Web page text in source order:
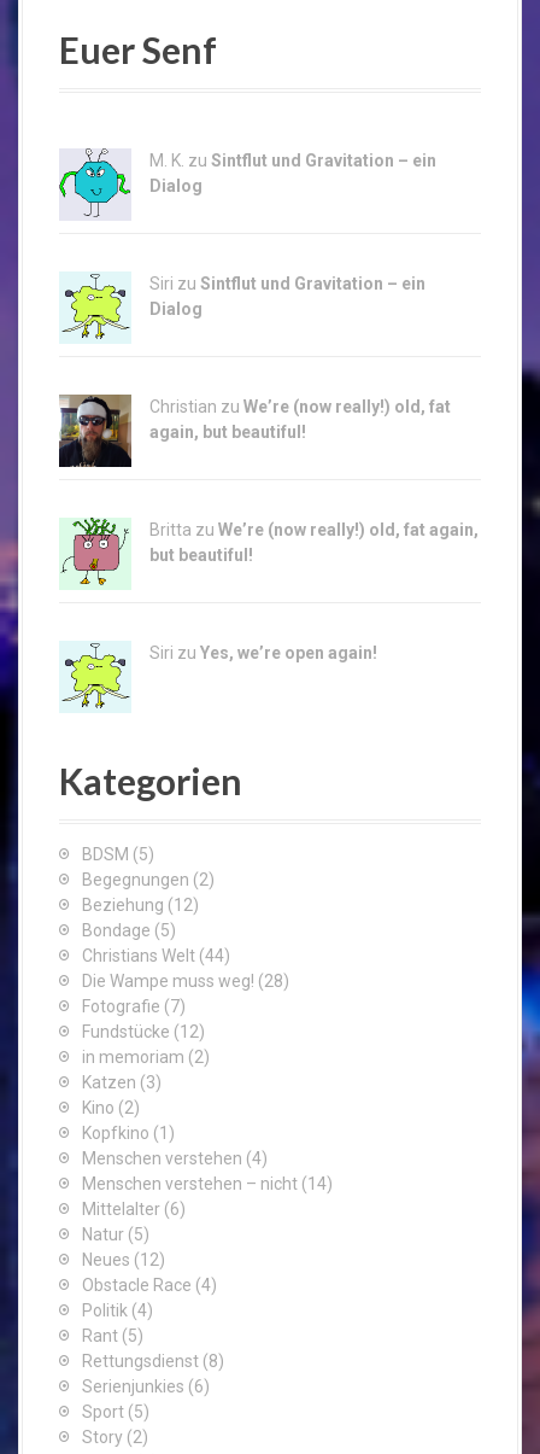
Euer Senf
M. K. zu Sintflut und Gravitation – ein
Dialog
Siri zu Sintflut und Gravitation – ein
Dialog
Christian zu We’re (now really!) old, fat
again, but beautiful!
Britta zu We’re (now really!) old, fat again,
but beautiful!
Siri zu Yes, we’re open again!
Kategorien
BDSM (5)
Begegnungen (2)
Beziehung (12)
Bondage (5)
Christians Welt (44)
Die Wampe muss weg! (28)
Fotografie (7)
Fundstücke (12)
in memoriam (2)
Katzen (3)
Kino (2)
Kopfkino (1)
Menschen verstehen (4)
Menschen verstehen – nicht (14)
Mittelalter (6)
Natur (5)
Neues (12)
Obstacle Race (4)
Politik (4)
Rant (5)
Rettungsdienst (8)
Serienjunkies (6)
Sport (5)
Story (2)